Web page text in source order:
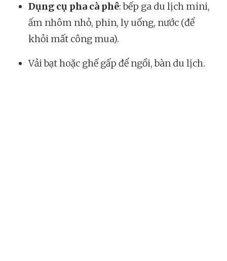
Dụng cụ pha cà phê: bếp ga du lịch mini,
ấm nhôm nhỏ, phin, ly uống, nước (để
khỏi mất công mua).
Vải bạt hoặc ghế gấp để ngồi, bàn du lịch.